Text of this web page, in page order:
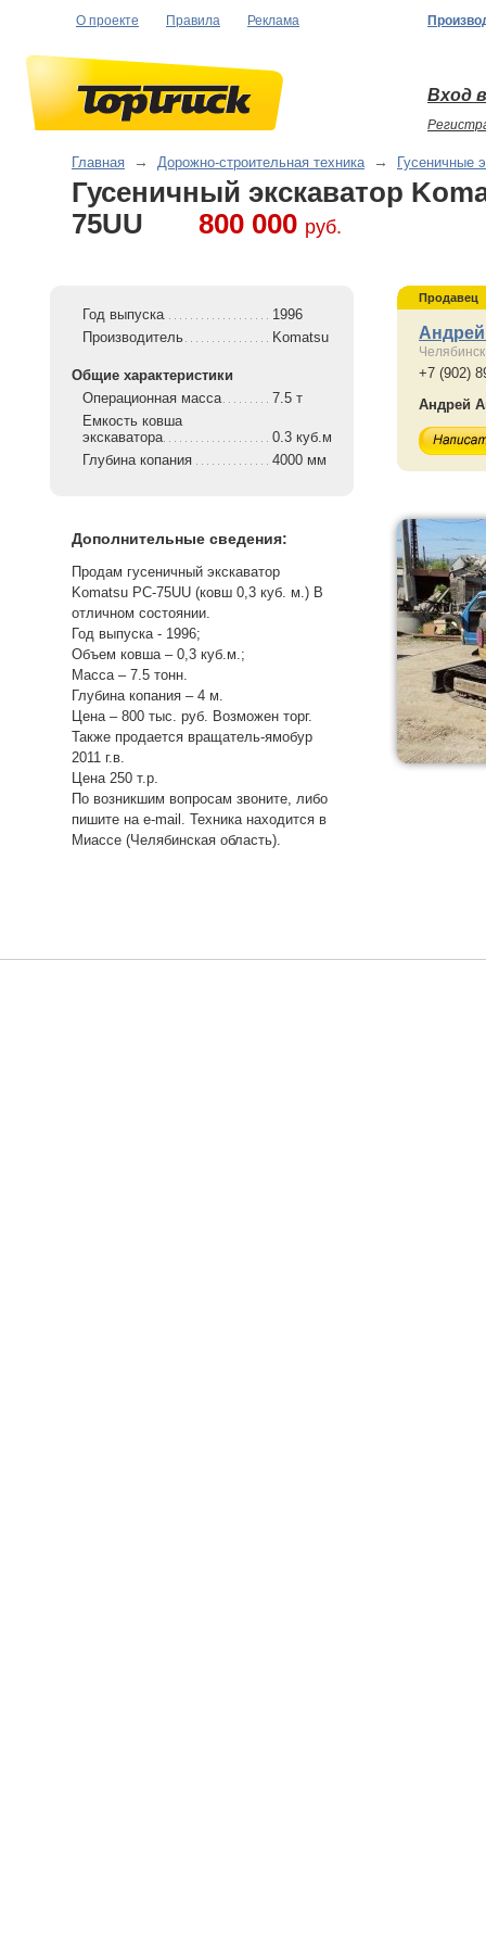
О проекте Правила Реклама
Вход
Главная → Дорожно-строительная техника → Гусеничные
Гусеничный экскаватор
75UU
800 000 руб.
Год выпуска
1996
Производитель
Komatsu
Общие характеристики
Операционная масса
7.5 т
Емкость ковша
экскаватора
0.3 куб.м
Глубина копания
4000 мм
Дополнительные сведения:
Продам гусеничный экскаватор
Komatsu PC-75UU (ковш 0,3 куб. м.) В
отличном состоянии.
Год выпуска - 1996;
Объем ковша – 0,3 куб.м.;
Масса – 7.5 тонн.
Глубина копания – 4 м.
Цена – 800 тыс. руб. Возможен торг.
Также продается вращатель-ямобур
2011 г.в.
Цена 250 т.р.
По возникшим вопросам звоните, либо
пишите на e-mail. Техника находится в
Миассе (Челябинская область).
Продавец
Челябинск
+7 (902)
Андрей